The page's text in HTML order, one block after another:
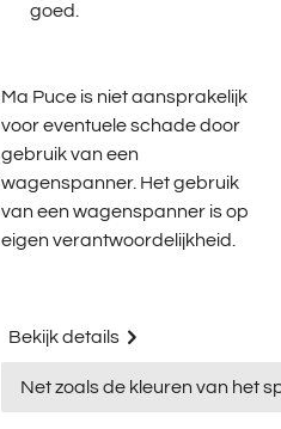
goed.
Ma Puce is niet aansprakelijk
voor eventuele schade door
gebruik van een
wagenspanner. Het gebruik
van een wagenspanner is op
eigen verantwoordelijkheid.
Bekijk details